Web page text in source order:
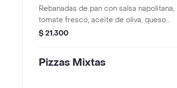
Rebanadas de pan con salsa napolitana,
tomate fresco, aceite de oliva, queso
mozzarella, pesto y albahaca fresca (6
$ 21.300
Pizzas Mixtas